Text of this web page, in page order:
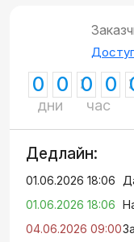
0 0
дни
0 0
час
Дедлайн:
01.06.2026 18:06
01.06.2026 18:06
04.06.2026 09:00